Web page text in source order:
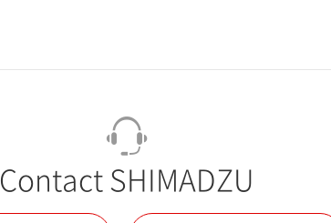
Contact SHIMADZU